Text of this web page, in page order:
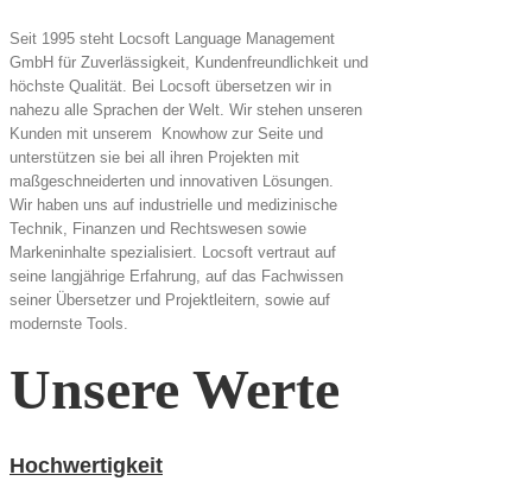
Seit 1995 steht Locsoft Language Management
GmbH für Zuverlässigkeit, Kundenfreundlichkeit und
höchste Qualität. Bei Locsoft übersetzen wir in
nahezu alle Sprachen der Welt. Wir stehen unseren
Kunden mit unserem Knowhow zur Seite und
unterstützen sie bei all ihren Projekten mit
maßgeschneiderten und innovativen Lösungen.
Wir haben uns auf industrielle und medizinische
Technik, Finanzen und Rechtswesen sowie
Markeninhalte spezialisiert. Locsoft vertraut auf
seine langjährige Erfahrung, auf das Fachwissen
seiner Übersetzer und Projektleitern, sowie auf
modernste Tools.
Unsere Werte
Hochwertigkeit